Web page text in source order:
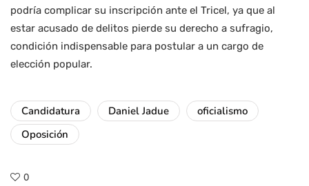
podría complicar su inscripción ante el Tricel, ya que al
estar acusado de delitos pierde su derecho a sufragio,
condición indispensable para postular a un cargo de
elección popular.
Candidatura Daniel Jadue
oficialismo
Oposición
0